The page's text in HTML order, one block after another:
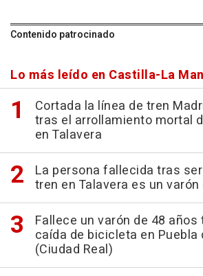
Contenido patrocinado
Lo más leído en Castilla-La
Cortada la línea de tren
tras el arrollamiento mortal
en Talavera
La persona fallecida tras
tren en Talavera es un
Fallece un varón de 48
caída de bicicleta en Puebla
(Ciudad Real)